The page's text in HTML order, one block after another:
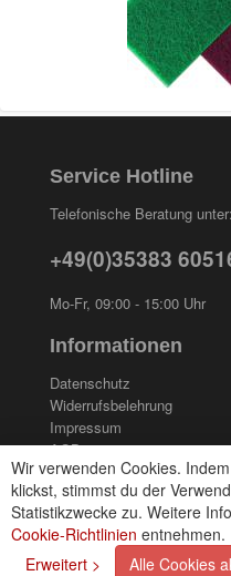
Wir verwenden Cookies.
klickst, stimmst du der
Statistikzwecke zu. Weitere
Cookie-Richtlinien entnehmen.
Erweitert >
Alle Cookies
Service Hotline
Telefonische Beratung unter:
+49(0)35383
Mo-Fr, 09:00 - 15:00 Uhr
Informationen
Datenschutz
Widerrufsbelehrung
Impressum
AGB
Kontakt
Cookies einstellungen
Zahlungsarten